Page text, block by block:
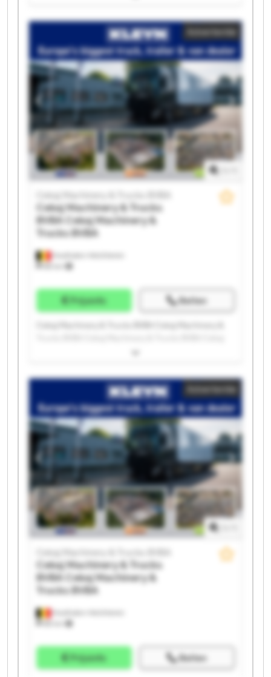
Machinery & Trucks BVBA Cekaj Machinery & Trucks
BVBA Cekaj Machinery & Trucks BVBA Cekaj
Machinery & Trucks BVBA Cekaj Machinery & Trucks
BVBA Cekaj Machinery & Trucks BVBA Cekaj
Machinery & Trucks BVBA Cekaj Machinery & Trucks
BVBA Cekaj Machinery & Trucks BVBA Cekaj
Machinery & Trucks BVBA Cekaj Machinery & Trucks
BVBA Cekaj Machinery & Trucks BVBA Cekaj
Machinery & Trucks BVBA Cekaj Machinery & Trucks
BVBA
Advertentie
Houthalen-Helchteren
88 km
Cekaj Machinery & Trucks BVBA
Cekaj Machinery & Trucks
BVBA
Cekaj Machinery &
Trucks BVBA
Prijsinfo Bellen
Machinery & Trucks BVBA Cekaj Machinery & Trucks
Machinery & Trucks BVBA Cekaj Machinery & Trucks
BVBA Cekaj Machinery & Trucks BVBA Cekaj
Machinery & Trucks BVBA Cekaj Machinery & Trucks
BVBA Cekaj Machinery & Trucks BVBA Cekaj
Machinery & Trucks BVBA Cekaj Machinery & Trucks
BVBA Cekaj Machinery & Trucks BVBA Cekaj
Machinery & Trucks BVBA Cekaj Machinery & Trucks
BVBA Cekaj Machinery & Trucks BVBA Cekaj
Machinery & Trucks BVBA Cekaj Machinery & Trucks
BVBA
Advertentie
Houthalen-Helchteren
88 km
Cekaj Machinery & Trucks BVBA
Cekaj Machinery & Trucks
BVBA
Cekaj Machinery &
Trucks BVBA
Prijsinfo Bellen